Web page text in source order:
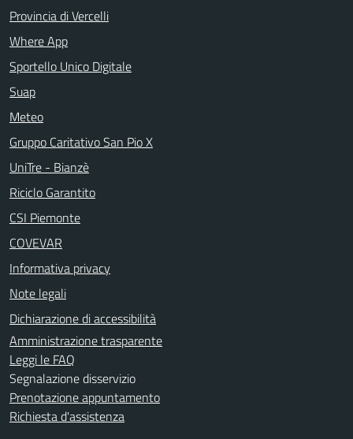
Provincia di Vercelli
Where App
Sportello Unico Digitale
Suap
Meteo
Gruppo Caritativo San Pio X
UniTre - Bianzè
Riciclo Garantito
CSI Piemonte
COVEVAR
Informativa privacy
Note legali
Dichiarazione di accessibilità
Amministrazione trasparente
Leggi le FAQ
Segnalazione disservizio
Prenotazione appuntamento
Richiesta d'assistenza